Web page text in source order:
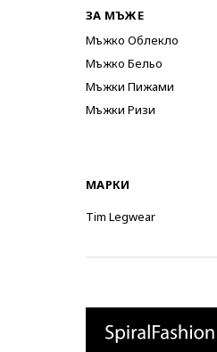
ЗА МЪЖЕ
Мъжко Облекло
Мъжко Бельо
Мъжки Пижами
Мъжки Ризи
МАРКИ
Tim Legwear